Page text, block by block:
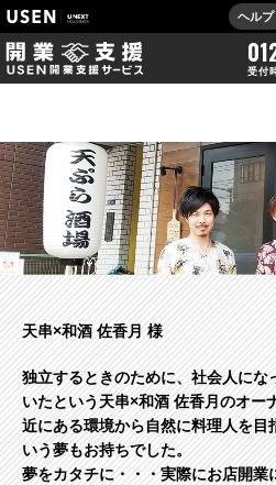
ヘルプ
受付
天串×和酒 佐香月 様
独立するときのために、社会人にな
いたという天串×和酒 佐香月のオー
近にある環境から自然に料理人を目
いう夢もお持ちでした。
夢をカタチに・・・実際にお店開業